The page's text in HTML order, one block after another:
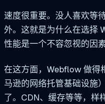
速度很重要。没人喜欢等
外。这就是为什么在选择
性能是一个不容忽视的因素
在这方面，Webflow 做得
马逊的网络托管基础设施
了。CDN、缓存等等，样